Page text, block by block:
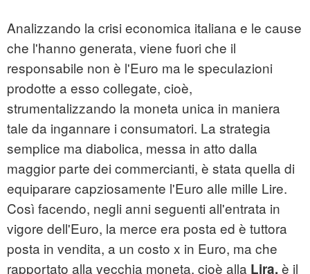
Analizzando la crisi economica italiana e le cause
che l'hanno generata, viene fuori che il
responsabile non è l'Euro ma le speculazioni
prodotte a esso collegate, cioè,
strumentalizzando la moneta unica in maniera
tale da ingannare i consumatori. La strategia
semplice ma diabolica, messa in atto dalla
maggior parte dei commercianti, è stata quella di
equiparare capziosamente l'Euro alle mille Lire.
Così facendo, negli anni seguenti all'entrata in
vigore dell'Euro, la merce era posta ed è tuttora
posta in vendita, a un costo x in Euro, ma che
rapportato alla vecchia moneta, cioè alla Lira, è il